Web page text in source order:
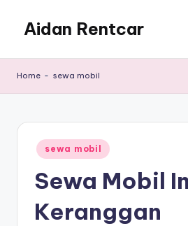
content
Aidan Rentcar
Murah
Home - sewa mobil
Posted
in
sewa mobil
Sewa Mobil
Keranggan